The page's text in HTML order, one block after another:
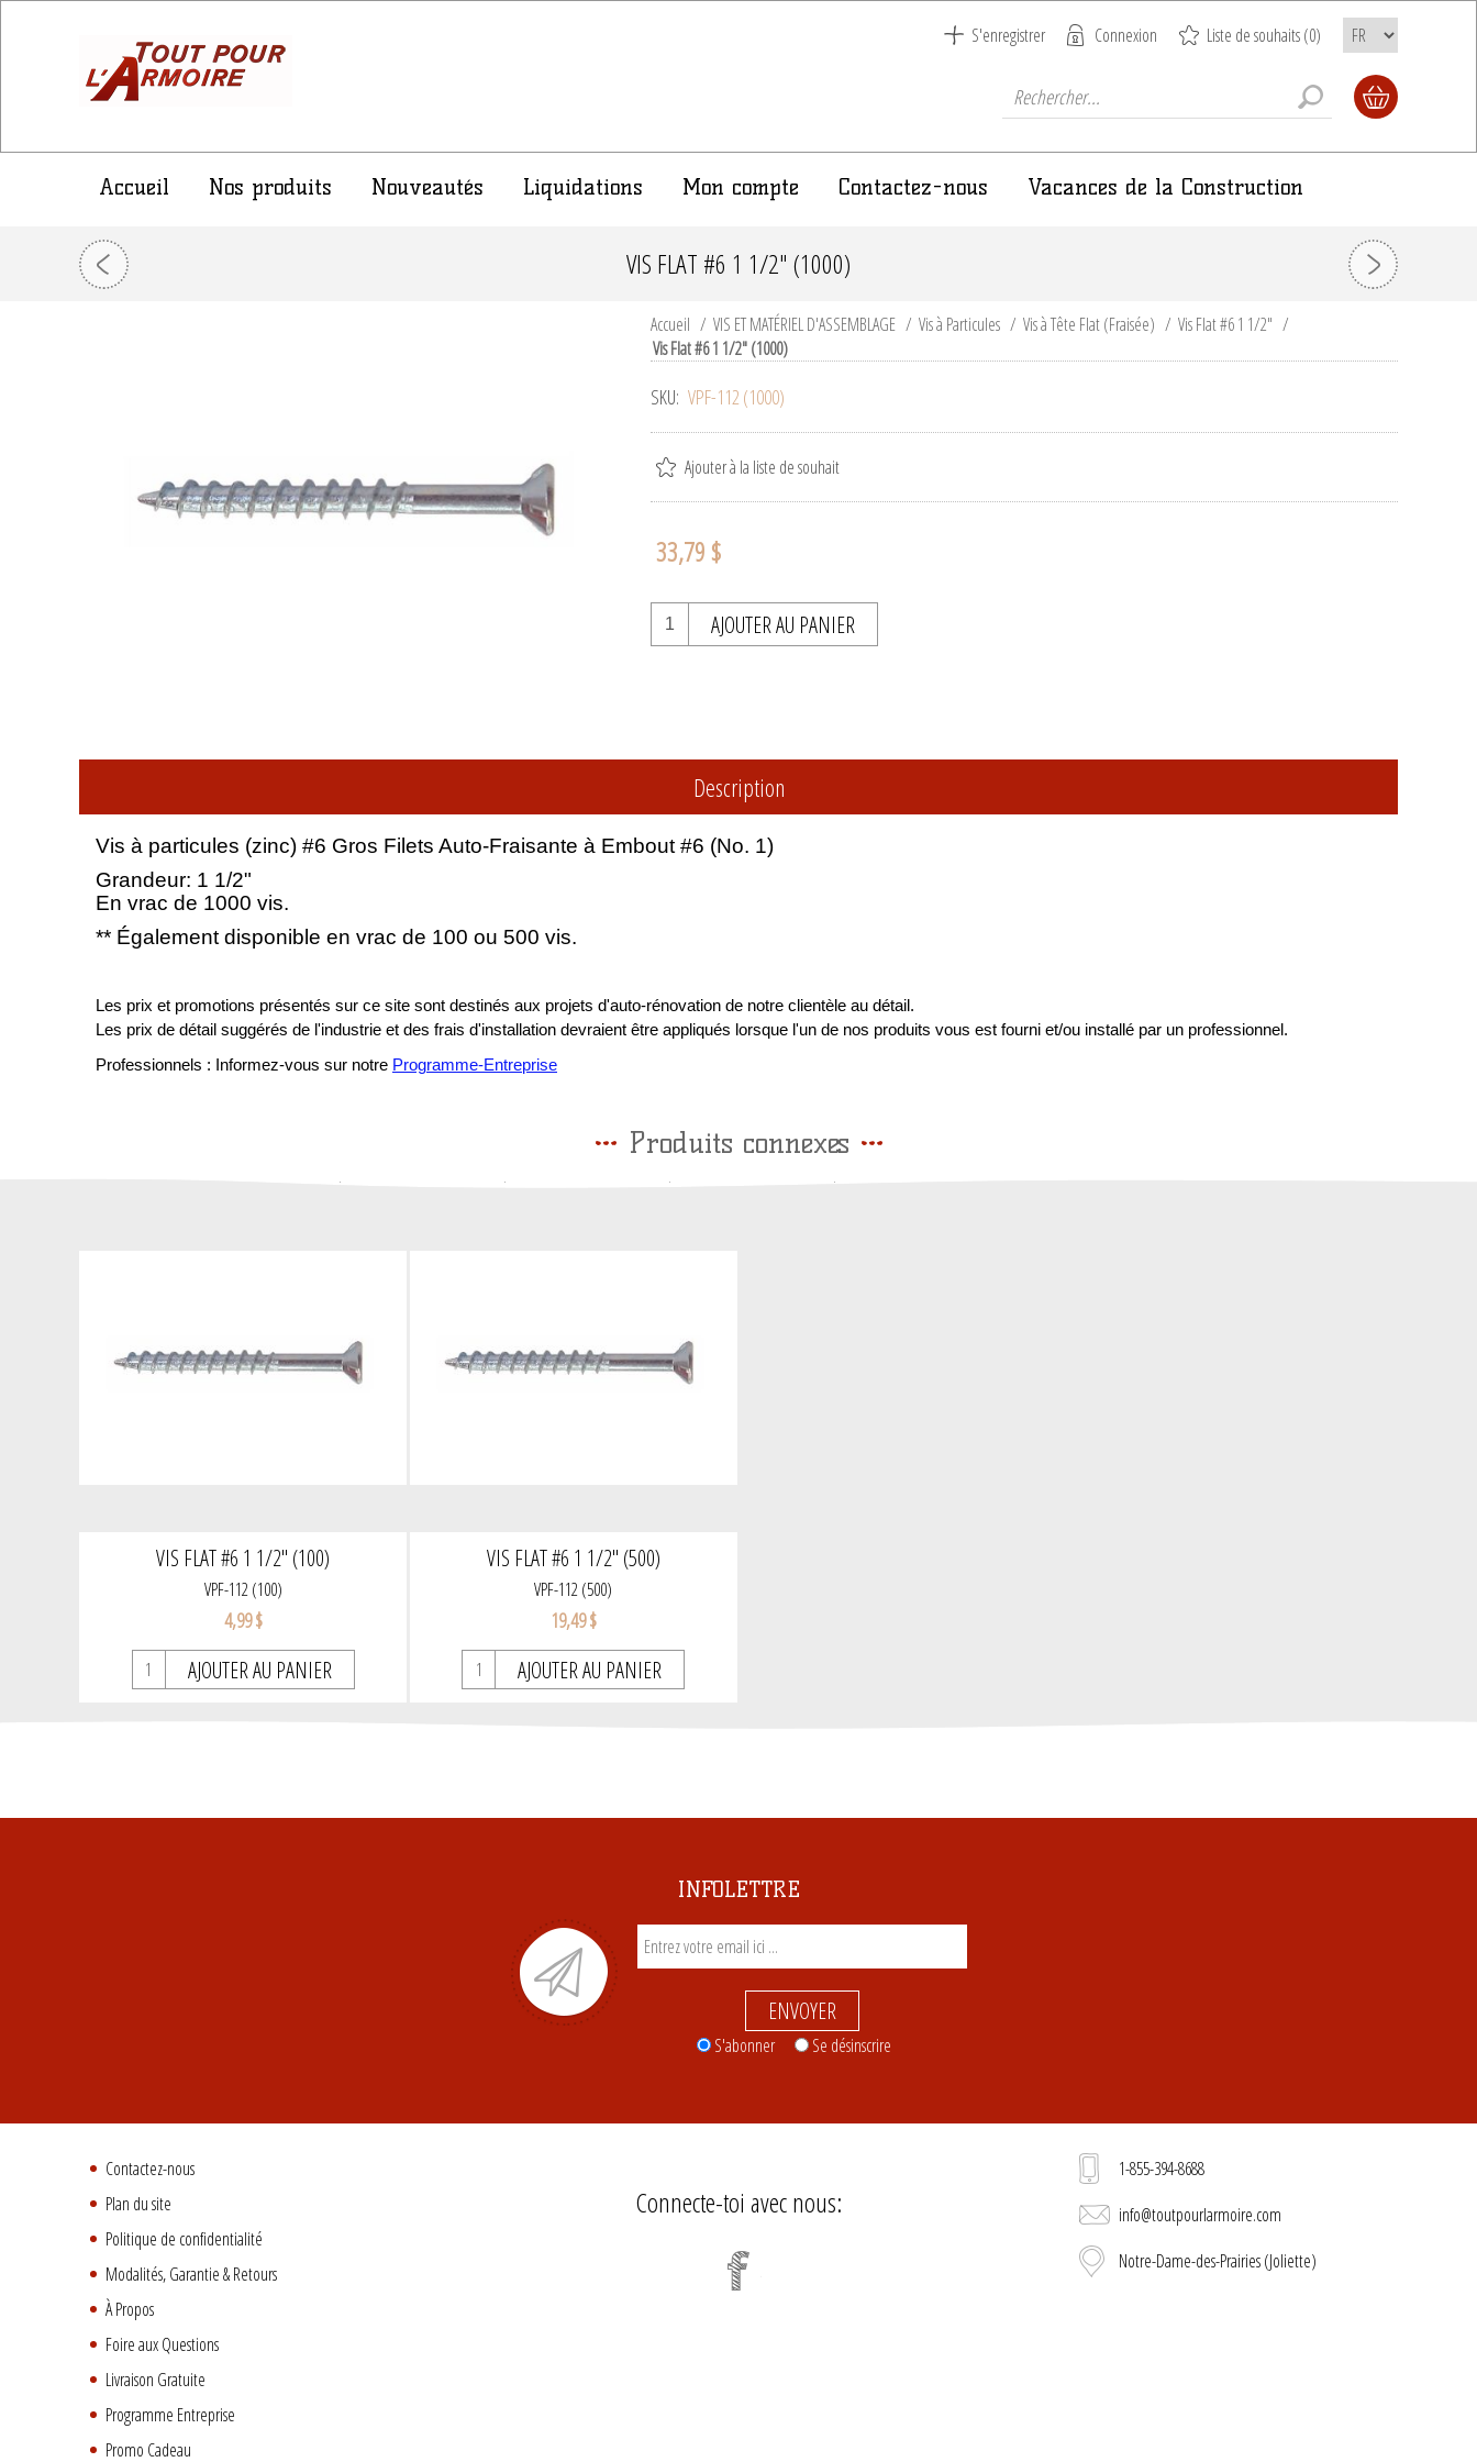
S'enregistrer Connexion Liste de souhaits(0)
Accueil Nos produits Nouveautés Liquidations Mon compte Contactez-nous Vacances de la Construction
VIS FLAT #6 1 1/2" (1000)
Accueil / VIS ET MATÉRIEL D'ASSEMBLAGE / Vis à Particules / Vis à Tête Flat (Fraisée) / Vis Flat #6 1 1/2" /
Vis Flat #6 1 1/2" (1000)
SKU: VPF-112 (1000)
Ajouter à la liste de souhait
33,79 $
AJOUTER AU PANIER
Description
Vis à particules (zinc) #6 Gros Filets Auto-Fraisante à Embout #6 (No. 1)
Grandeur: 1 1/2"
En vrac de 1000 vis.
** Également disponible en vrac de 100 ou 500 vis.
Les prix et promotions présentés sur ce site sont destinés aux projets d'auto-rénovation de notre clientèle au détail.
Les prix de détail suggérés de l'industrie et des frais d'installation devraient être appliqués lorsque l'un de nos produits vous est fourni et/ou installé par un professionnel.
Professionnels : Informez-vous sur notre Programme-Entreprise
Produits connexes
VIS FLAT #6 1 1/2" (100)
VPF-112 (100)
4,99 $
AJOUTER AU PANIER
VIS FLAT #6 1 1/2" (500)
VPF-112 (500)
19,49 $
AJOUTER AU PANIER
INFOLETTRE
ENVOYER
S'abonner Se désinscrire
Contactez-nous
Plan du site
Politique de confidentialité
Modalités, Garantie & Retours
À Propos
Foire aux Questions
Livraison Gratuite
Programme Entreprise
Promo Cadeau
Connecte-toi avec nous:
1-855-394-8688
info@toutpourlarmoire.com
Notre-Dame-des-Prairies (Joliette)